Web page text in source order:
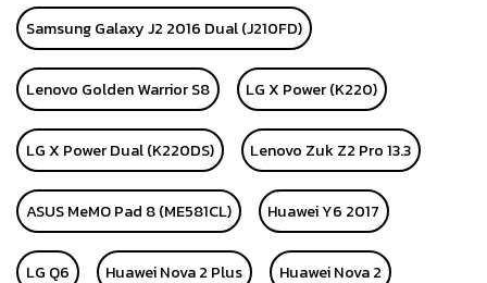
Samsung Galaxy J2 2016 Dual (J210FD)
Lenovo Golden Warrior S8 LG X Power (K220)
LG X Power Dual (K220DS) Lenovo Zuk Z2 Pro 13.3
ASUS MeMO Pad 8 (ME581CL) Huawei Y6 2017
LG Q6 Huawei Nova 2 Plus Huawei Nova 2